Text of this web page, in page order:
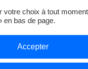
métiers et les cursus
votre choix à tout
en bas de page.
Accepter